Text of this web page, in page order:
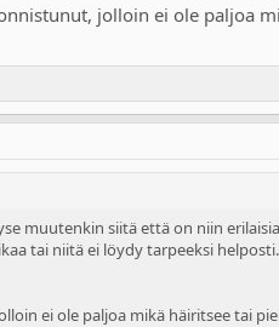
jolloin ei ole paljoa
muutenkin siitä että on niin
tai niitä ei löydy tarpeeksi
ei ole paljoa mikä häiritsee tai